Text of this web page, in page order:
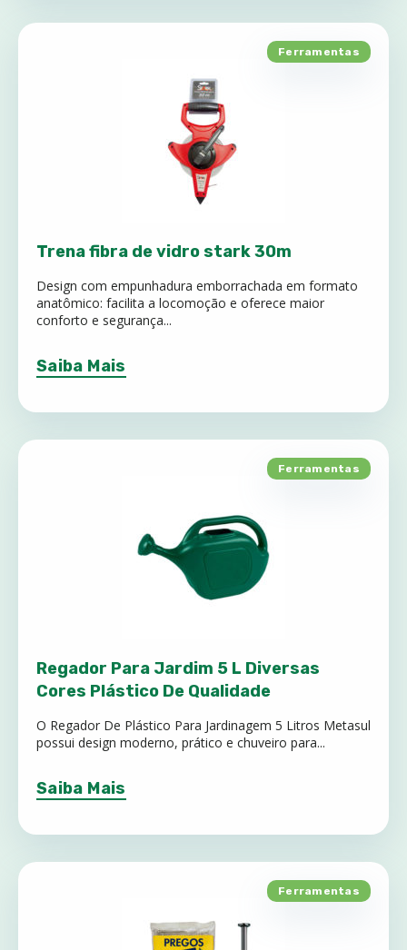
Trena fibra de vidro stark 30m
Design com empunhadura emborrachada em formato
anatômico: facilita a locomoção e oferece maior
conforto e segurança...
Saiba Mais
Ferramentas
Regador Para Jardim 5 L Diversas
Cores Plástico De Qualidade
O Regador De Plástico Para Jardinagem 5 Litros Metasul
possui design moderno, prático e chuveiro para...
Saiba Mais
Ferramentas
Ferramentas